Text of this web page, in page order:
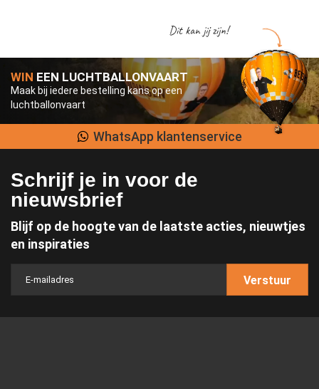
WIN EEN LUCHTBALLONVAART
Maak bij iedere bestelling kans op een
luchtballonvaart
Dit kan jij zijn!
WhatsApp klantenservice
Schrijf je in voor de
nieuwsbrief
Blijf op de hoogte van de laatste acties, nieuwtjes
en inspiraties
Verstuur